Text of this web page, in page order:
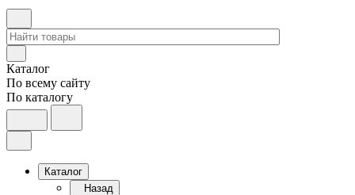
Каталог
По всему сайту
По каталогу
Каталог
Назад